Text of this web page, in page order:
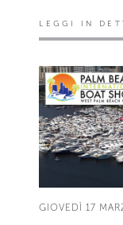
LEGGI IN
GIOVEDÌ 17